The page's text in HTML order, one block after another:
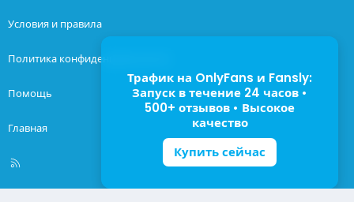
Условия и правила
Политика конфиденциальности
Помощь
Главная
R
S
Трафик на OnlyFans и Fansly:
Запуск в течение 24 часов •
500+ отзывов • Высокое
качество
Купить сейчас